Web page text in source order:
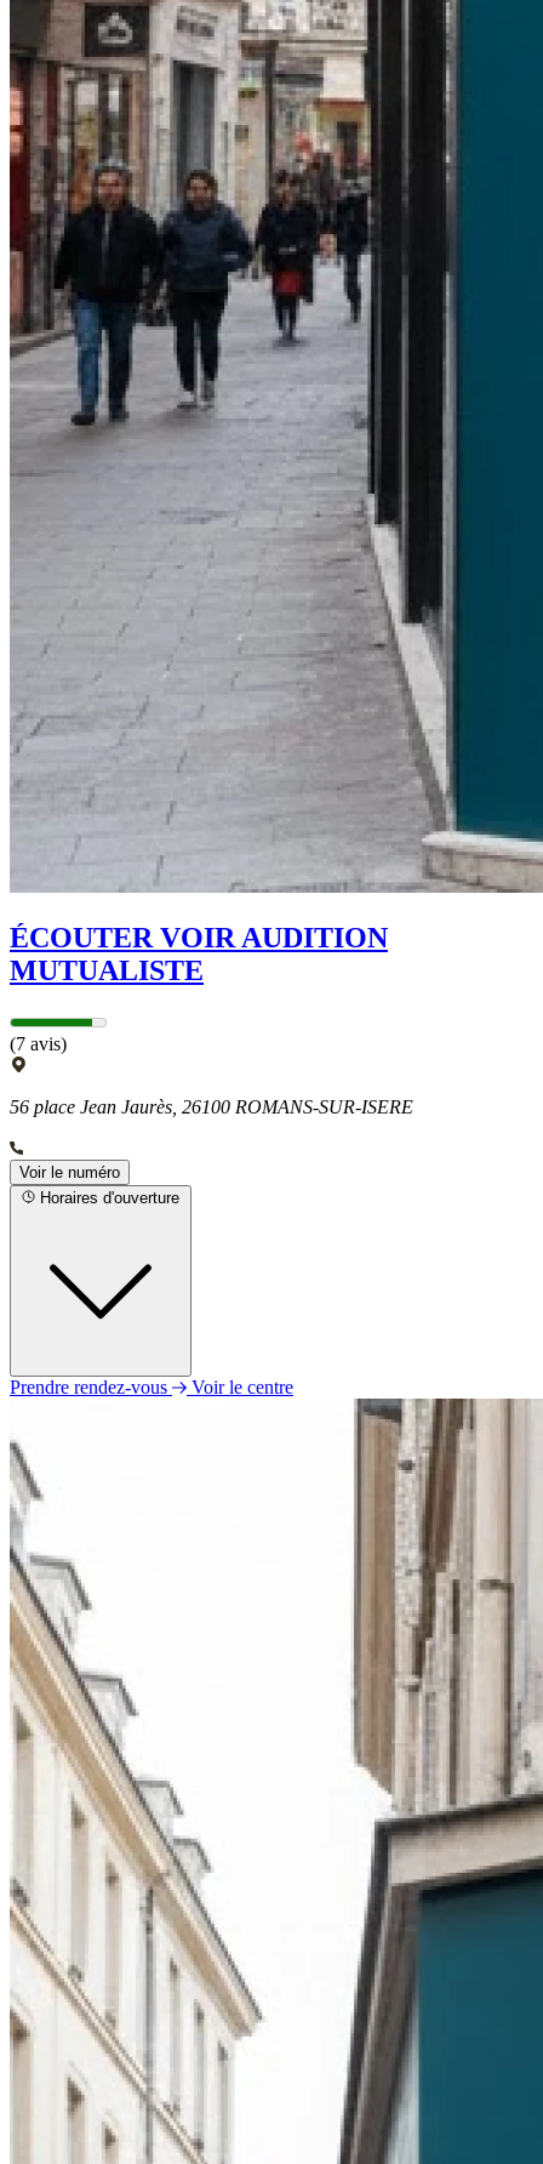
ÉCOUTER VOIR AUDITION
MUTUALISTE
(7 avis)
56 place Jean Jaurès, 26100 ROMANS-SUR-ISERE
Voir le numéro
Horaires d'ouverture
Mardi
Mercredi
09h00 - 12h30
13h30 - 17h00
Jeudi
Fermé
Vendredi
Fermé
Samedi
Fermé
Dimanche
Fermé
Prendre rendez-vous Voir le centre